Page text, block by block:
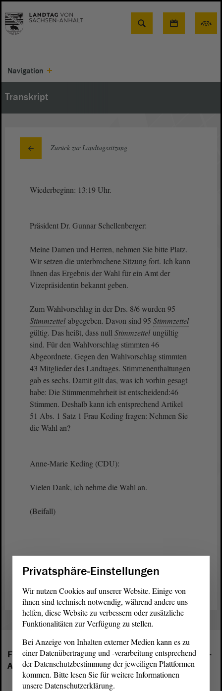
Suche
Navigation
Transkript
Zurück zur Landtagssitzung
Wiederbeginn: 13:19 Uhr.
Präsident Dr. Gunnar Schellenberger:
Meine Damen und Herren, nehmen Sie bitte Platz.
Wir setzen die unterbrochene Sitzung fort. Ich kann
Ihnen das Ergebnis der Wahl für ein Amt der
Vizepräsidentin bekannt geben.
Zum Wahlvorschlag in der Drs. 8/6 wurden 95
Stimmzettel abgegeben. Davon sind 95 Stimmzettel
gültig. Das heißt, dass null Stimmzettel ungültig
sind. Für den Wahlvorschlag stimmten 46
Abgeordnete. Gegen den Wahlvorschlag stimmten
43 Mitglieder des Landtages. Stimmenenthaltungen
gab es sechs. Damit gilt das, was ich vorhin gesagt
habe: Die Stimmenmehrheit ist entscheidend:46
Stimmen. Deshalb kann ich entsprechend Artikel
51 Abs. 1 Satz 1 Frau Keding fragen: Nehmen Sie
die Wahl an?
Anne-Marie Keding (CDU):
Vielen Dank, ich nehme die Wahl an.
(Beifall)
Zurück zur Landtagssitzung
Folgende Fraktionen sind im Landtag von Sachsen-
Anhalt vertreten:
Privatsphäre-Einstellungen
Wir nutzen Cookies auf unserer Website. Einige von
ihnen sind technisch notwendig, während andere uns
helfen, diese Website zu verbessern oder zusätzliche
Funktionalitäten zur Verfügung zu stellen.
Bei Anzeige von Inhalten externer Medien kann es zu
einer Datenübertragung und -verarbeitung entsprechend
der Datenschutzbestimmung der jeweiligen Plattformen
kommen. Bitte lesen Sie für weitere Informationen
unsere Datenschutzerklärung.